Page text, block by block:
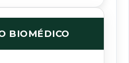
BIOMÉDICO